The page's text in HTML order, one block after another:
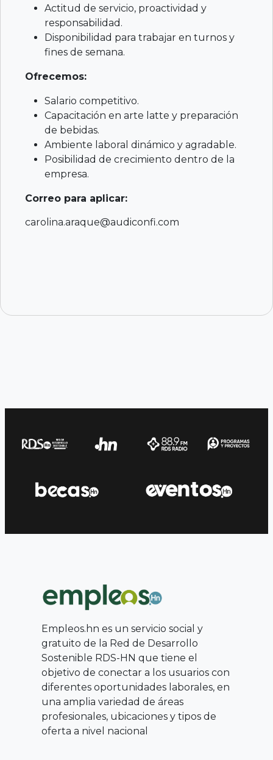
Actitud de servicio, proactividad y
responsabilidad.
Disponibilidad para trabajar en turnos y
fines de semana.
Ofrecemos:
Salario competitivo.
Capacitación en arte latte y preparación
de bebidas.
Ambiente laboral dinámico y agradable.
Posibilidad de crecimiento dentro de la
empresa.
Correo para aplicar:
carolina.araque@audiconfi.com
Empleos.hn es un servicio social y
gratuito de la Red de Desarrollo
Sostenible RDS-HN que tiene el
objetivo de conectar a los usuarios con
diferentes oportunidades laborales, en
una amplia variedad de áreas
profesionales, ubicaciones y tipos de
oferta a nivel nacional